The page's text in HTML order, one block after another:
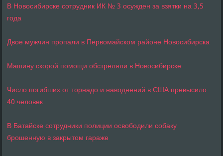
В Новосибирске сотрудник ИК № 3 осужден за взятки на 3,5
года
Двое мужчин пропали в Первомайском районе Новосибирска
Машину скорой помощи обстреляли в Новосибирске
Число погибших от торнадо и наводнений в США превысило
40 человек
В Батайске сотрудники полиции освободили собаку
брошенную в закрытом гараже